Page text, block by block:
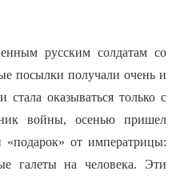
русским солдатам со
посылки получали очень и
стала оказываться только с
войны, осенью пришел
«подарок» от императрицы:
галеты на человека. Эти